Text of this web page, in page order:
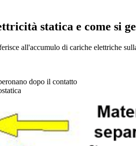
statica e come si
all'accumulo di cariche elettriche
dopo il contatto